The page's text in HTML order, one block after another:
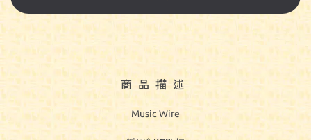
商品描述
Music Wire